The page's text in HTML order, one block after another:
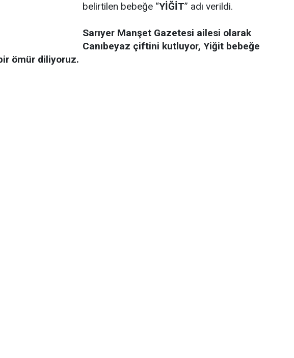
belirtilen bebeğe “YİĞİT” adı verildi.
Sarıyer Manşet Gazetesi ailesi olarak
Canıbeyaz çiftini kutluyor, Yiğit bebeğe
ömür diliyoruz.